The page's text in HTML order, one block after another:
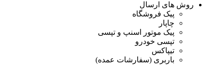
روش های ارسال
پیک فروشگاه
چاپار
پیک موتور اسنپ و تپسی
تپسی خودرو
تیپاکس
باربری (سفارشات عمده)